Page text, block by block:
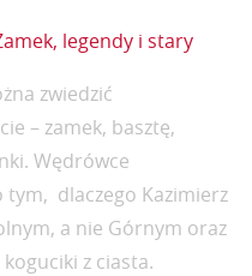
legendy i stary
zwiedzić
– zamek, basztę,
Wędrówce
tym, dlaczego Kazimierz
a nie Górnym oraz
z ciasta.